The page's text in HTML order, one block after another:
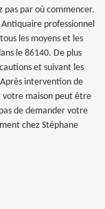
pas par où commencer.
professionnel
les moyens et les
le 86140. De plus
et suivant les
intervention de
maison peut être
de demander votre
chez Stéphane